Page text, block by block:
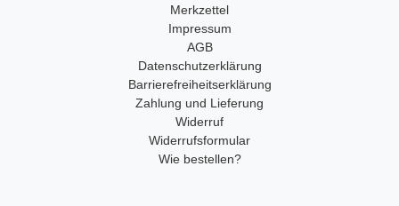
Merkzettel
Impressum
AGB
Datenschutzerklärung
Barrierefreiheitserklärung
Zahlung und Lieferung
Widerruf
Widerrufsformular
Wie bestellen?